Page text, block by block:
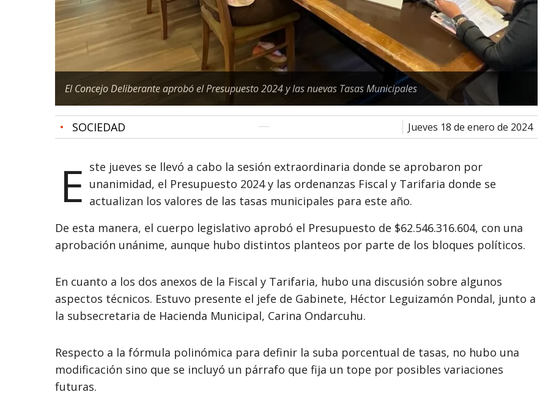
El Concejo Deliberante aprobó el Presupuesto 2024 y las nuevas Tasas Municipales
• SOCIEDAD jueves 18 de enero de 2024
E ste jueves se llevó a cabo la sesión extraordinaria donde se aprobaron por
unanimidad, el Presupuesto 2024 y las ordenanzas Fiscal y Tarifaria donde se
actualizan los valores de las tasas municipales para este año.
De esta manera, el cuerpo legislativo aprobó el Presupuesto de $62.546.316.604, con una
aprobación unánime, aunque hubo distintos planteos por parte de los bloques políticos.
En cuanto a los dos anexos de la Fiscal y Tarifaria, hubo una discusión sobre algunos
aspectos técnicos. Estuvo presente el jefe de Gabinete, Héctor Leguizamón Pondal, junto a
la subsecretaria de Hacienda Municipal, Carina Ondarcuhu.
Respecto a la fórmula polinómica para definir la suba porcentual de tasas, no hubo una
modificación sino que se incluyó un párrafo que fija un tope por posibles variaciones
futuras.